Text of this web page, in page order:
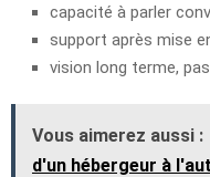
capacité à parler
support après mise
vision long terme,
Vous aimerez aussi :
d'un hébergeur à